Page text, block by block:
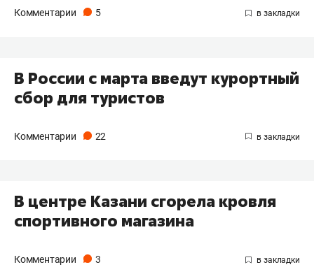
Комментарии 5
В России с марта введут курортный
сбор для туристов
Комментарии 22
В центре Казани сгорела кровля
спортивного магазина
Комментарии 3